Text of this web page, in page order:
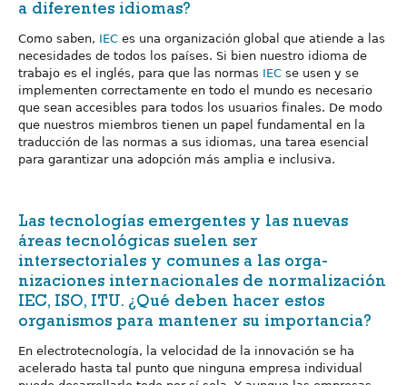
a diferentes idiomas?
Como saben, IEC es una organización global que atiende a las
necesidades de todos los países. Si bien nuestro idioma de
trabajo es el inglés, para que las normas IEC se usen y se
implementen correctamente en todo el mundo es necesario
que sean accesibles para todos los usuarios finales. De modo
que nuestros miembros tienen un papel fundamental en la
traducción de las normas a sus idiomas, una tarea esencial
para garantizar una adopción más amplia e inclusiva.
Las tecnologías emergentes y las nuevas
áreas tecnológicas suelen ser
intersectoriales y comunes a las orga-
nizaciones internacionales de normalización
IEC, ISO, ITU. ¿Qué deben hacer estos
organismos para mantener su importancia?
En electrotecnología, la velocidad de la innovación se ha
acelerado hasta tal punto que ninguna empresa individual